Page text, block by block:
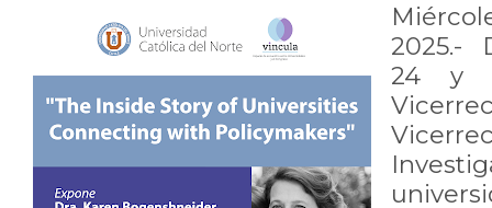
2025.-
24 y